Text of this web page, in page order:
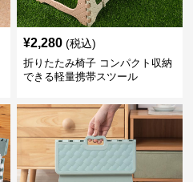
¥2,280 (税込)
折りたたみ椅子 コンパクト収納
できる軽量携帯スツール